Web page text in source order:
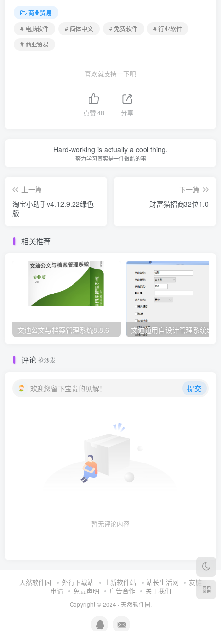
商业贸易
# 电脑软件
# 简体中文 # 免费软件
# 行业软件
# 商业贸易
喜欢就支持一下吧
点赞48 分享
Hard-working is actually a cool thing.
努力学习其实是一件很酷的事
上一篇
淘宝小助手v4.12.9.22绿色
版
下一篇
财富猫招商32位1.0
相关推荐
文迪公文与档案管理系统8.8.6 文迪通用自设计管理系统
评论 抢沙发
欢迎您留下宝贵的见解！ 提交
暂无评论内容
天然软件园 外行下载站 上新软件站 站长生活网
友链
申请
免责声明 广告合作 关于我们
Copyright © 2024 · 天然软件园.